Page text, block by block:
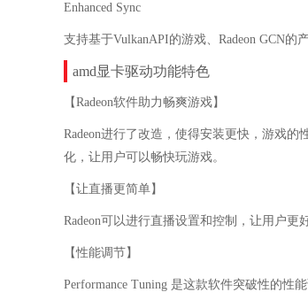
Enhanced Sync
支持基于VulkanAPI的游戏、Radeon GCN的
amd显卡驱动功能特色
【Radeon软件助力畅爽游戏】
Radeon进行了改造，使得安装更快，游戏
化，让用户可以畅快玩游戏。
【让直播更简单】
Radeon可以进行直播设置和控制，让用户更
【性能调节】
Performance Tuning 是这款软件突破性的性